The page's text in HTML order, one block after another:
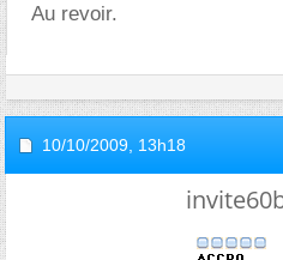
Au revoir.
10/10/2009, 13h18